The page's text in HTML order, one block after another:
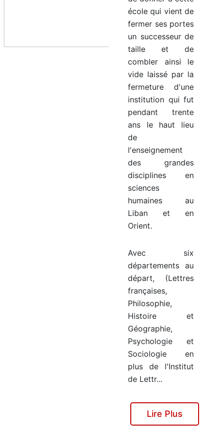
école qui vient de
fermer ses portes
un successeur de
taille et de
combler ainsi le
vide laissé par la
fermeture d'une
institution qui fut
pendant trente
ans le haut lieu
de
l'enseignement
des grandes
disciplines en
sciences
humaines au
Liban et en
Orient.
Avec six
départements au
départ, (Lettres
françaises,
Philosophie,
Histoire et
Géographie,
Psychologie et
Sociologie en
plus de l'Institut
de Lettr...
Lire Plus